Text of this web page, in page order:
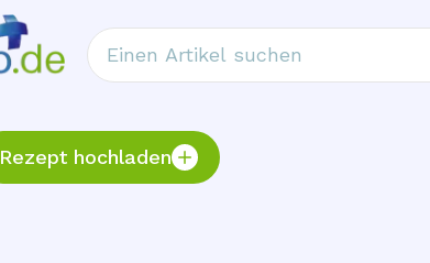
Rezept hochladen